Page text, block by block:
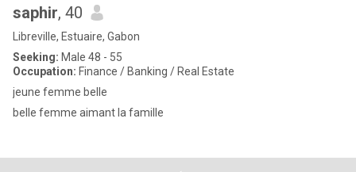
saphir, 40
Libreville, Estuaire, Gabon
Seeking: Male 48 - 55
Occupation: Finance / Banking / Real Estate
jeune femme belle
belle femme aimant la famille